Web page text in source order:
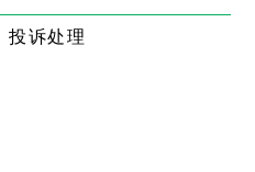
投诉处理